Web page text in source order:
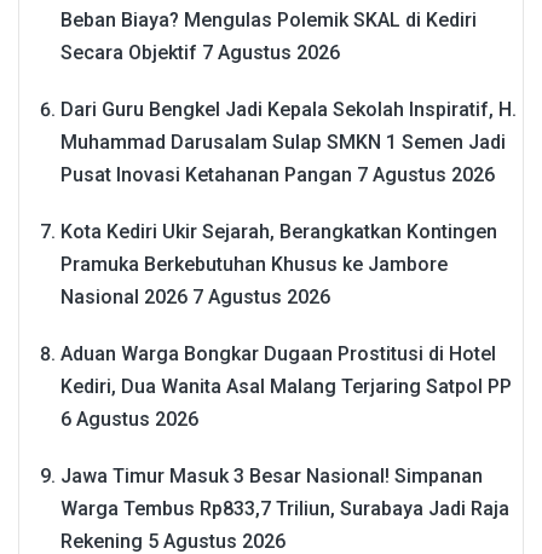
Beban Biaya? Mengulas Polemik SKAL di Kediri
Secara Objektif 7 Agustus 2026
Dari Guru Bengkel Jadi Kepala Sekolah Inspiratif, H.
Muhammad Darusalam Sulap SMKN 1 Semen Jadi
Pusat Inovasi Ketahanan Pangan 7 Agustus 2026
Kota Kediri Ukir Sejarah, Berangkatkan Kontingen
Pramuka Berkebutuhan Khusus ke Jambore
Nasional 2026 7 Agustus 2026
Aduan Warga Bongkar Dugaan Prostitusi di Hotel
Kediri, Dua Wanita Asal Malang Terjaring Satpol PP
6 Agustus 2026
Jawa Timur Masuk 3 Besar Nasional! Simpanan
Warga Tembus Rp833,7 Triliun, Surabaya Jadi Raja
Rekening 5 Agustus 2026